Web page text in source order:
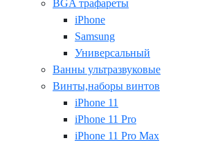
BGA трафареты
iPhone
Samsung
Универсальный
Ванны ультразвуковые
Винты,наборы винтов
iPhone 11
iPhone 11 Pro
iPhone 11 Pro Max